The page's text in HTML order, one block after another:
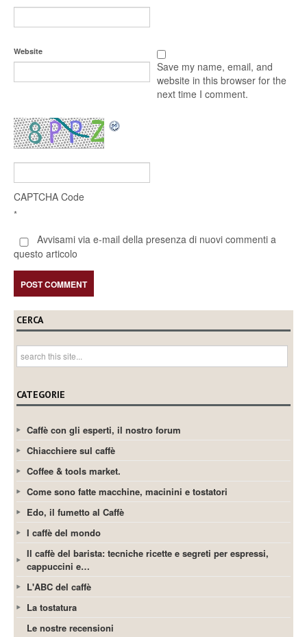
Website
Save my name, email, and
website in this browser for the
next time I comment.
CAPTCHA Code
*
Avvisami via e-mail della presenza di nuovi commenti a
questo articolo
CERCA
CATEGORIE
Caffè con gli esperti, il nostro forum
Chiacchiere sul caffè
Coffee & tools market.
Come sono fatte macchine, macinini e tostatori
Edo, il fumetto al Caffè
I caffè del mondo
Il caffè del barista: tecniche ricette e segreti per espressi,
cappuccini e…
L'ABC del caffè
La tostatura
Le nostre recensioni